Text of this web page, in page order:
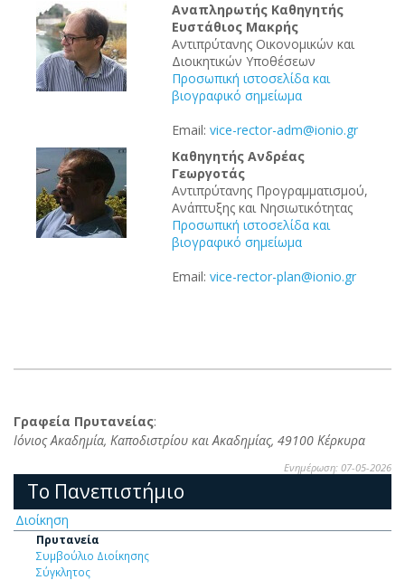
Αναπληρωτής Καθηγητής
Ευστάθιος Μακρής
Αντιπρύτανης Οικονομικών και
Διοικητικών Υποθέσεων
Προσωπική ιστοσελίδα και
βιογραφικό σημείωμα
Email: vice-rector-adm@ionio.gr
Καθηγητής Ανδρέας
Γεωργοτάς
Αντιπρύτανης Προγραμματισμού,
Ανάπτυξης και Νησιωτικότητας
Προσωπική ιστοσελίδα και
βιογραφικό σημείωμα
Email: vice-rector-plan@ionio.gr
Γραφεία Πρυτανείας:
Ιόνιος Ακαδημία, Καποδιστρίου και Ακαδημίας, 49100 Κέρκυρα
Ενημέρωση: 07-05-2026
Το Πανεπιστήμιο
Διοίκηση
Πρυτανεία
Συμβούλιο Διοίκησης
Σύγκλητος